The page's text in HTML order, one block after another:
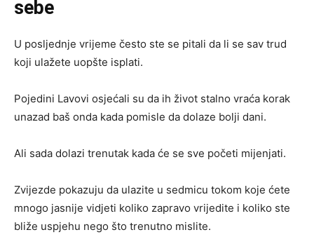
sebe
U posljednje vrijeme često ste se pitali da li se sav trud
koji ulažete uopšte isplati.
Pojedini Lavovi osjećali su da ih život stalno vraća korak
unazad baš onda kada pomisle da dolaze bolji dani.
Ali sada dolazi trenutak kada će se sve početi mijenjati.
Zvijezde pokazuju da ulazite u sedmicu tokom koje ćete
mnogo jasnije vidjeti koliko zapravo vrijedite i koliko ste
bliže uspjehu nego što trenutno mislite.